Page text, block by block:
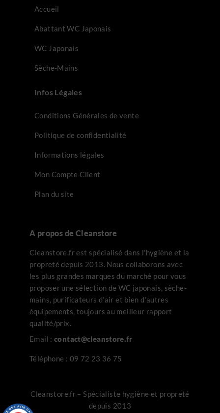
Accueil
Abattant WC Japonais
WC Japonais
Sèche-Mains
Infos Légales
Conditions Générales de vente
Politique de confidentialité
Informations légales
Mon Compte Client
Plan du site
A propos de Cleanstore
Cleanstore.fr est spécialisé dans l’hygiène et la
propreté depuis 2013. Nous collaborons avec
les plus grandes marques du marché pour vous
proposer une sélection de WC japonais, sèche-
mains, purificateurs d’air et bien d’autres
équipements, toujours au meilleur rapport
qualité/prix.
Email : contact@cleanstore.fr
Téléphone : 09 72 23 36 75
Cleanstore.fr – Spécialiste hygiène et propreté
depuis 2013